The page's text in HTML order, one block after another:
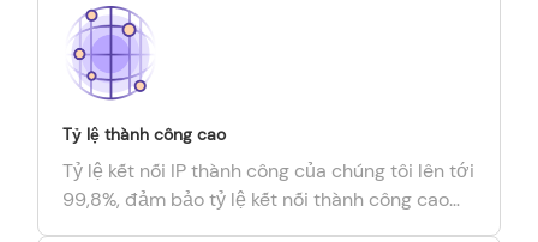
Tỷ lệ thành công cao
Tỷ lệ kết nối IP thành công của chúng tôi lên tới
99,8%, đảm bảo tỷ lệ kết nối thành công cao